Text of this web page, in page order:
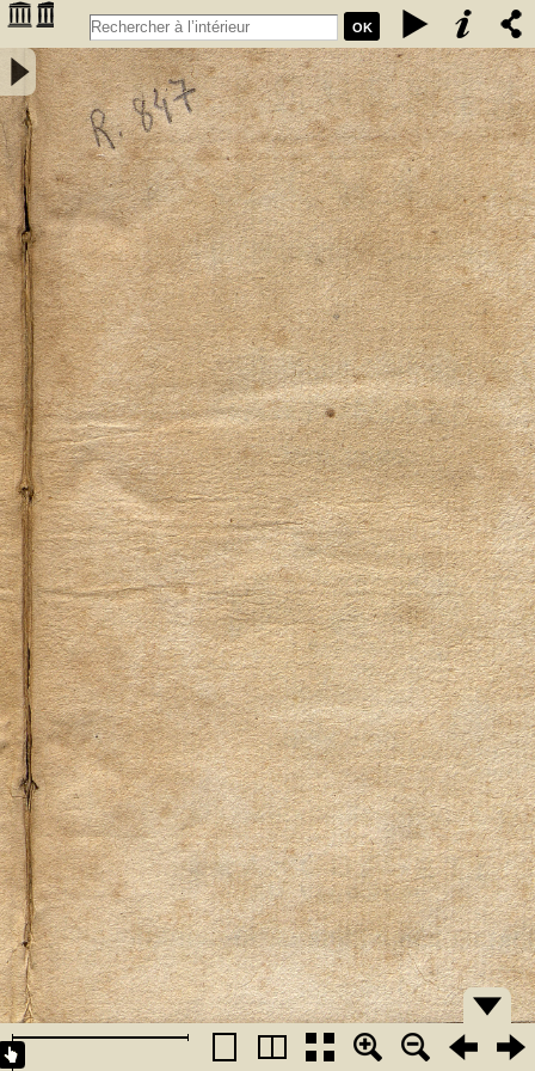
OK
Elementa mineralogiae systematice disposita a Friderico Augusto
Cartheuser med. doct. - Cartheuser, Friedrich August (1734-1796)